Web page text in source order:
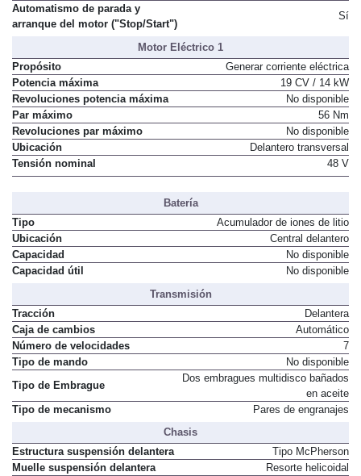
Automatismo de parada y
arranque del motor ("Stop/Start")
Sí
Motor Eléctrico 1
Propósito
Generar corriente eléctrica
Potencia máxima
19 CV / 14 kW
Revoluciones potencia máxima
No disponible
Par máximo
56 Nm
Revoluciones par máximo
No disponible
Ubicación
Delantero transversal
Tensión nominal
48 V
Batería
Tipo
Acumulador de iones de litio
Ubicación
Central delantero
Capacidad
No disponible
Capacidad útil
No disponible
Transmisión
Tracción
Delantera
Caja de cambios
Automático
Número de velocidades
7
Tipo de mando
No disponible
Tipo de Embrague
Dos embragues multidisco bañados
en aceite
Tipo de mecanismo
Pares de engranajes
Chasis
Estructura suspensión delantera
Tipo McPherson
Muelle suspensión delantera
Resorte helicoidal